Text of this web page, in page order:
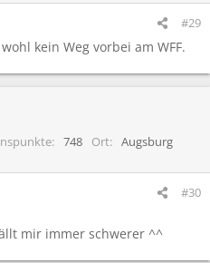
#29
wohl kein Weg vorbei am WFF.
748 Ort
Augsburg
#30
mir immer schwerer ^^